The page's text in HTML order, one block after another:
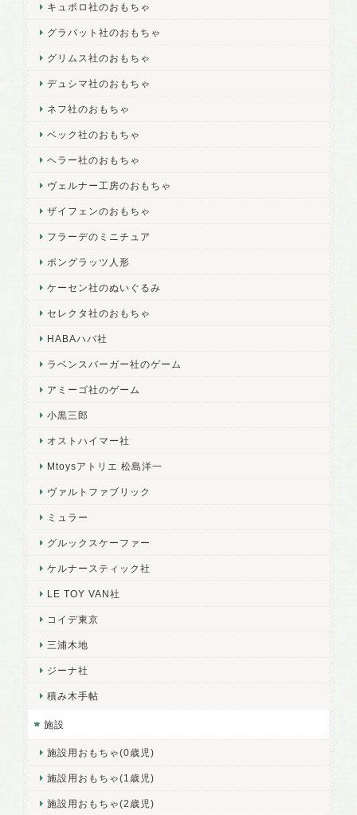
キュボロ社のおもちゃ
グラパット社のおもちゃ
グリムス社のおもちゃ
デュシマ社のおもちゃ
ネフ社のおもちゃ
ベック社のおもちゃ
ヘラー社のおもちゃ
ヴェルナー工房のおもちゃ
ザイフェンのおもちゃ
フラーデのミニチュア
ポングラッツ人形
ケーセン社のぬいぐるみ
セレクタ社のおもちゃ
HABAハバ社
ラベンスバーガー社のゲーム
アミーゴ社のゲーム
小黒三郎
オストハイマー社
Mtoysアトリエ 松島洋一
ヴァルトファブリック
ミュラー
グルックスケーファー
ケルナースティック社
LE TOY VAN社
コイデ東京
三浦木地
ジーナ社
積み木手帖
施設
施設用おもちゃ(0歳児)
施設用おもちゃ(1歳児)
施設用おもちゃ(2歳児)